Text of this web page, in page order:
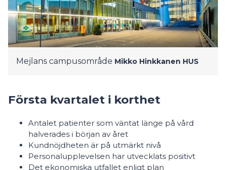
Mejlans campusområde Mikko Hinkkanen HUS
Första kvartalet i korthet
Antalet patienter som väntat länge på vård
halverades i början av året
Kundnöjdheten är på utmärkt nivå
Personalupplevelsen har utvecklats positivt
Det ekonomiska utfallet enligt plan